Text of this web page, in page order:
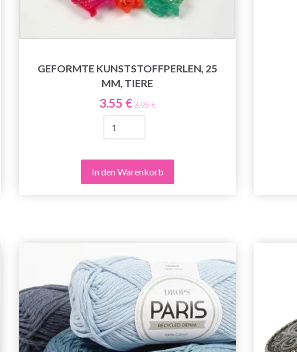
GEFORMTE KUNSTSTOFFPERLEN, 25
MM, TIERE
3.55 €3.95 €
In den Warenkorb
Sparen Sie bis zu 50%